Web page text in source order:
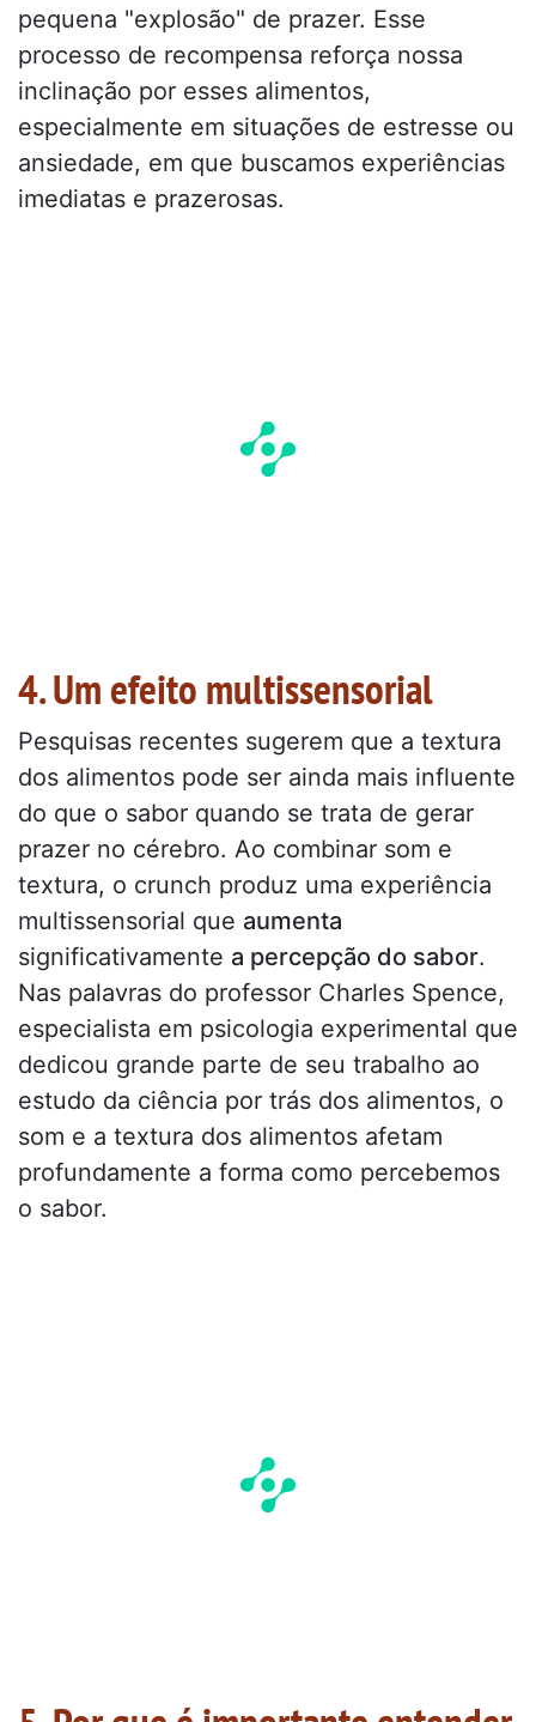
pequena "explosão" de prazer. Esse
processo de recompensa reforça nossa
inclinação por esses alimentos,
especialmente em situações de estresse ou
ansiedade, em que buscamos experiências
imediatas e prazerosas.
4. Um efeito multissensorial
Pesquisas recentes sugerem que a textura
dos alimentos pode ser ainda mais influente
do que o sabor quando se trata de gerar
prazer no cérebro. Ao combinar som e
textura, o crunch produz uma experiência
multissensorial que aumenta
significativamente a percepção do sabor.
Nas palavras do professor Charles Spence,
especialista em psicologia experimental que
dedicou grande parte de seu trabalho ao
estudo da ciência por trás dos alimentos, o
som e a textura dos alimentos afetam
profundamente a forma como percebemos
o sabor.